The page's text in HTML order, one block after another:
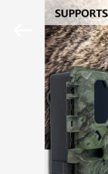
ΣΠΊΤΙ
ΠΡΟΪΌΝΤΑ
ΒΊΝΤΕΟ